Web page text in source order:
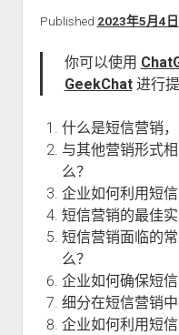
Published 2023年5月4日
你可以使用
GeekChat进行提
什么是短信营销
与其他营销形式
么？
企业如何利用短
短信营销的最佳实
短信营销面临的
么？
企业如何确保短
细分在短信营销
企业如何利用短